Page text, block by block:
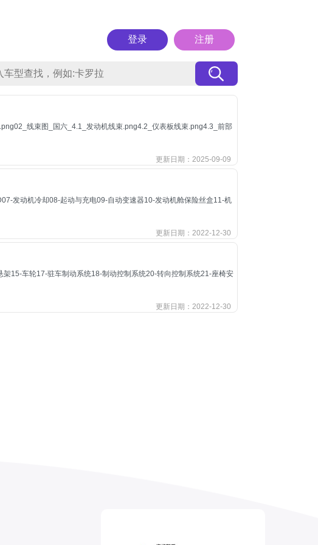
登录 注册
线束图_国六_4.1_发动机线束.png4.2_仪表板线束.png4.3_前部
更新日期：2025-09-09
发动机冷却08-起动与充电09-自动变速器10-发动机舱保险丝盒11-机
更新日期：2022-12-30
15-车轮17-驻车制动系统18-制动控制系统20-转向控制系统21-座椅安
更新日期：2022-12-30